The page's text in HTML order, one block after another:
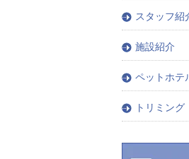
スタッフ紹
施設紹介
ペットホテ
トリミング